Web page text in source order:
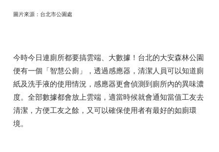
圖片來源：台北市公園處
今時今日連廁所都要搞雲端、大數據！台北的大安森林公園
便有一個「智慧公廁」，透過感應器，清潔人員可以知道廁
紙及洗手液的使用情況，感應器更會偵測到廁所內的異味濃
度。全部數據都會放上雲端，適當時候就會通知當值工友去
清潔，方便工友之餘，又可以確保使用者有最好的如廁環
境。